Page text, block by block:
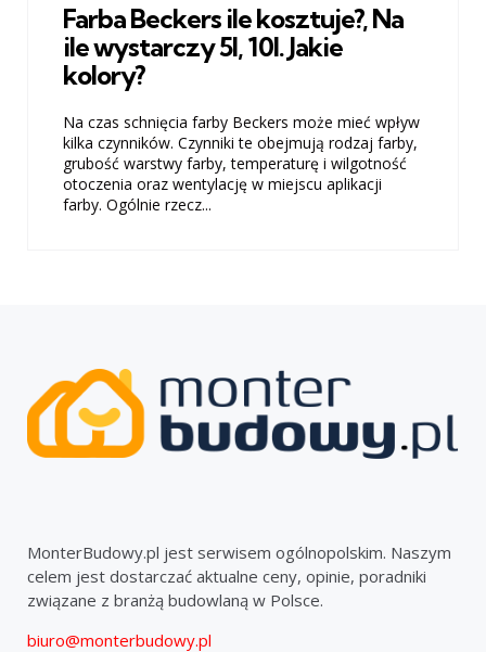
Farba Beckers ile kosztuje?, Na
ile wystarczy 5l, 10l. Jakie
kolory?
Na czas schnięcia farby Beckers może mieć wpływ
kilka czynników. Czynniki te obejmują rodzaj farby,
grubość warstwy farby, temperaturę i wilgotność
otoczenia oraz wentylację w miejscu aplikacji
farby. Ogólnie rzecz...
MonterBudowy.pl jest serwisem ogólnopolskim. Naszym
celem jest dostarczać aktualne ceny, opinie, poradniki
związane z branżą budowlaną w Polsce.
biuro@monterbudowy.pl